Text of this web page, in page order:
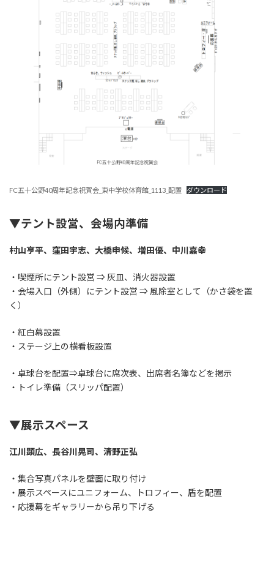
FC五十公野40周年記念祝賀会_東中学校体育館_1113_配置 ダウンロード
▼テント設営、会場内準備
村山亨平、窪田宇志、大橋申候、増田優、中川嘉幸
・喫煙所にテント設営 ⇒ 灰皿、消火器設置
・会場入口（外側）にテント設営 ⇒ 風除室として（かさ袋を置
く）
・紅白幕設置
・ステージ上の横看板設置
・卓球台を配置⇒卓球台に席次表、出席者名簿などを掲示
・トイレ準備（スリッパ配置）
▼展示スペース
江川顕広、長谷川晃司、清野正弘
・集合写真パネルを壁面に取り付け
・展示スペースにユニフォーム、トロフィー、盾を配置
・応援幕をギャラリーから吊り下げる